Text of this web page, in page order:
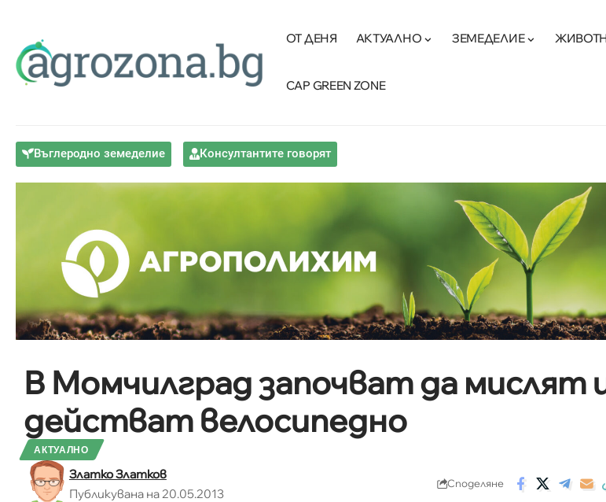
ОТ ДЕНЯ АКТУАЛНО ЗЕМЕДЕЛИЕ
CAP GREEN ZONE
Въглеродно земеделие Консултантите говорят
В Момчилград започват да мислят
действат велосипедно
АКТУАЛНО
Златко Златков
Публикувана на 20.05.2013
Споделяне